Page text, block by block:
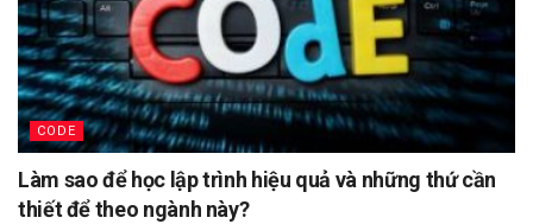
CODE
Làm sao để học lập trình hiệu quả và những thứ cần
thiết để theo ngành này?